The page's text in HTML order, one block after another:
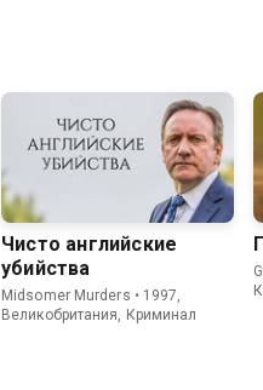
Чисто английские
убийства
Midsomer Murders • 1997,
Великобритания, Криминал